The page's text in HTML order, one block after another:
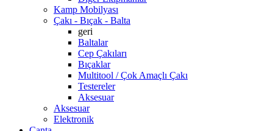
Kamp Mobilyası
Çakı - Bıçak - Balta
geri
Baltalar
Cep Çakıları
Bıçaklar
Multitool / Çok Amaçlı Çakı
Testereler
Aksesuar
Aksesuar
Elektronik